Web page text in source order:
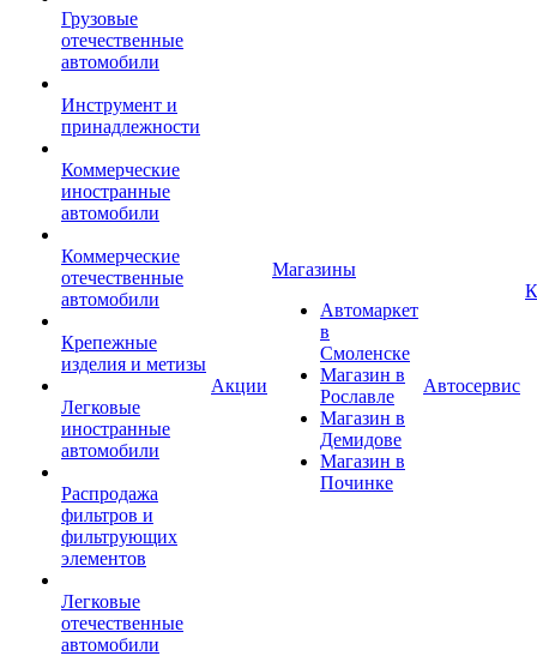
Грузовые
отечественные
автомобили
Инструмент и
принадлежности
Коммерческие
иностранные
автомобили
Коммерческие
отечественные
автомобили
Крепежные
изделия и метизы
Легковые
иностранные
автомобили
Распродажа
фильтров и
фильтрующих
элементов
Легковые
отечественные
автомобили
Акции
Магазины
Автомаркет
в
Смоленске
Магазин в
Рославле
Магазин в
Демидове
Магазин в
Починке
Автосервис